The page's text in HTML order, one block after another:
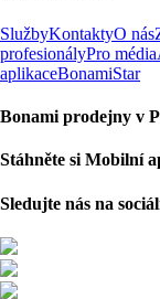
SlužbyKontaktyO nás
profesionályPro média
aplikaceBonamiStar
Bonami prodejny v
Stáhněte si Mobilní
Sledujte nás na